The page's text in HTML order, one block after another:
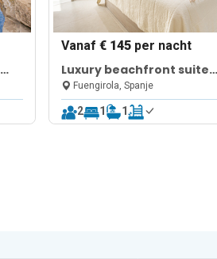
Vanaf € 145per nacht
Luxury beachfront suite
Fuengirola for 2
Fuengirola, Spanje
2 1 1